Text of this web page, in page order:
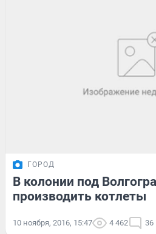
ГОРОД
В колонии под
производить котлеты
10 ноября, 2016, 15:47 4 462 36